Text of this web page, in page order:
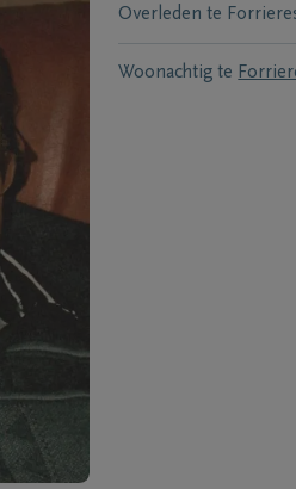
Overleden te
Woonachtig te